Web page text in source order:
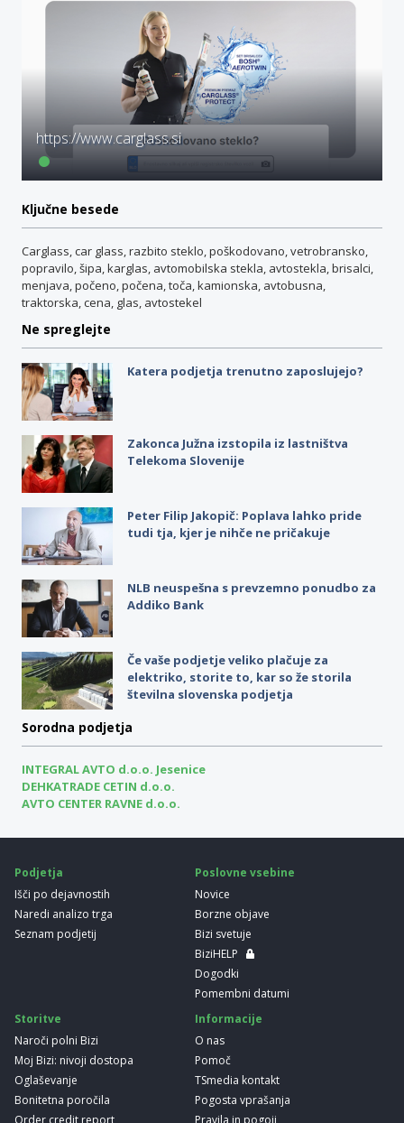
https://www.carglass.si
Ključne besede
Carglass, car glass, razbito steklo, poškodovano, vetrobransko,
popravilo, šipa, karglas, avtomobilska stekla, avtostekla, brisalci,
menjava, počeno, počena, toča, kamionska, avtobusna,
traktorska, cena, glas, avtostekel
Ne spreglejte
Katera podjetja trenutno zaposlujejo?
Zakonca Južna izstopila iz lastništva
Telekoma Slovenije
Peter Filip Jakopič: Poplava lahko pride
tudi tja, kjer je nihče ne pričakuje
NLB neuspešna s prevzemno ponudbo za
Addiko Bank
Če vaše podjetje veliko plačuje za
elektriko, storite to, kar so že storila
številna slovenska podjetja
Sorodna podjetja
INTEGRAL AVTO d.o.o. Jesenice
DEHKATRADE CETIN d.o.o.
AVTO CENTER RAVNE d.o.o.
Podjetja
Išči po dejavnostih
Naredi analizo trga
Seznam podjetij
Poslovne vsebine
Novice
Borzne objave
Bizi svetuje
BiziHELP
Dogodki
Pomembni datumi
Storitve
Naroči polni Bizi
Moj Bizi: nivoji dostopa
Oglaševanje
Bonitetna poročila
Order credit report
Informacije
O nas
Pomoč
TSmedia kontakt
Pogosta vprašanja
Pravila in pogoji